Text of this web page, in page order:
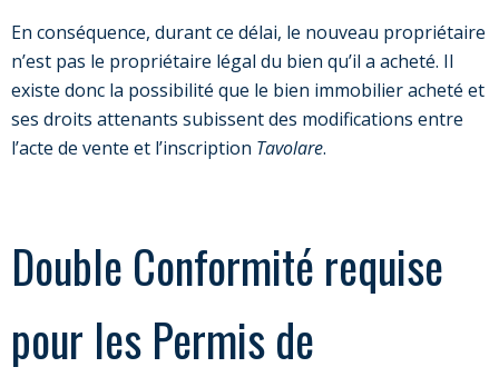
En conséquence, durant ce délai, le nouveau propriétaire
n’est pas le propriétaire légal du bien qu’il a acheté. Il
existe donc la possibilité que le bien immobilier acheté et
ses droits attenants subissent des modifications entre
l’acte de vente et l’inscription Tavolare.
Double Conformité requise
pour les Permis de